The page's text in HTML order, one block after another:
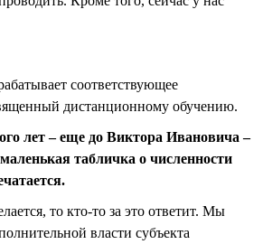
соответствующее
дистанционному обучению.
лет – еще до Виктора Ивановича –
табличка о численности
то кто-то за это ответит. Мы
власти субъекта